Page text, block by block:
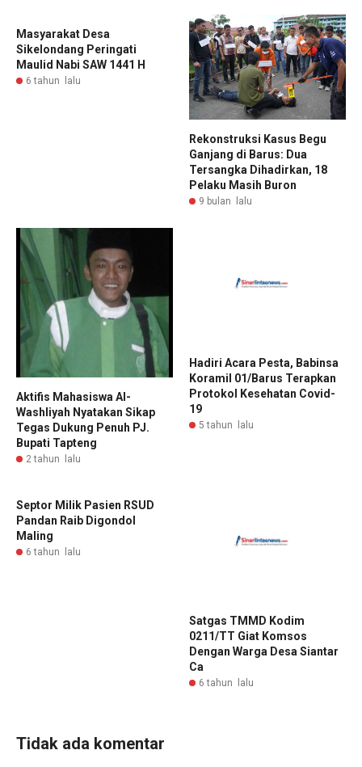
Masyarakat Desa
Sikelondang Peringati
Maulid Nabi SAW 1441 H
6 tahun lalu
Rekonstruksi Kasus Begu
Ganjang di Barus: Dua
Tersangka Dihadirkan, 18
Pelaku Masih Buron
9 bulan lalu
Aktifis Mahasiswa Al-
Washliyah Nyatakan Sikap
Tegas Dukung Penuh PJ.
Bupati Tapteng
2 tahun lalu
Hadiri Acara Pesta, Babinsa
Koramil 01/Barus Terapkan
Protokol Kesehatan Covid-
19
5 tahun lalu
Septor Milik Pasien RSUD
Pandan Raib Digondol
Maling
6 tahun lalu
Satgas TMMD Kodim
0211/TT Giat Komsos
Dengan Warga Desa Siantar
Ca
6 tahun lalu
Tidak ada komentar